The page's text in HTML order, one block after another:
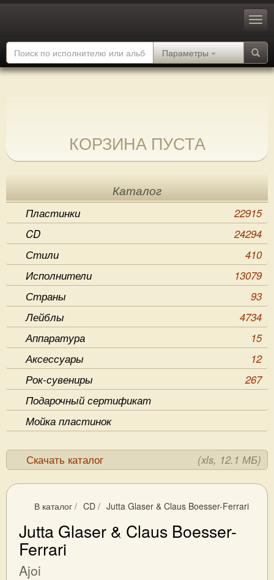
Параметры
КОРЗИНА ПУСТА
Каталог
Пластинки
22915
CD
24294
Стили
410
Исполнители
13079
Страны
93
Лейблы
4734
Аппаратура
15
Аксессуары
12
Рок-сувениры
267
Подарочный сертификат
Мойка пластинок
Скачать каталог (xls, 12.1 МБ)
В каталог / CD / Jutta Glaser & Claus Boesser-Ferrari
Jutta Glaser & Claus Boesser-
Ferrari
Ajoi